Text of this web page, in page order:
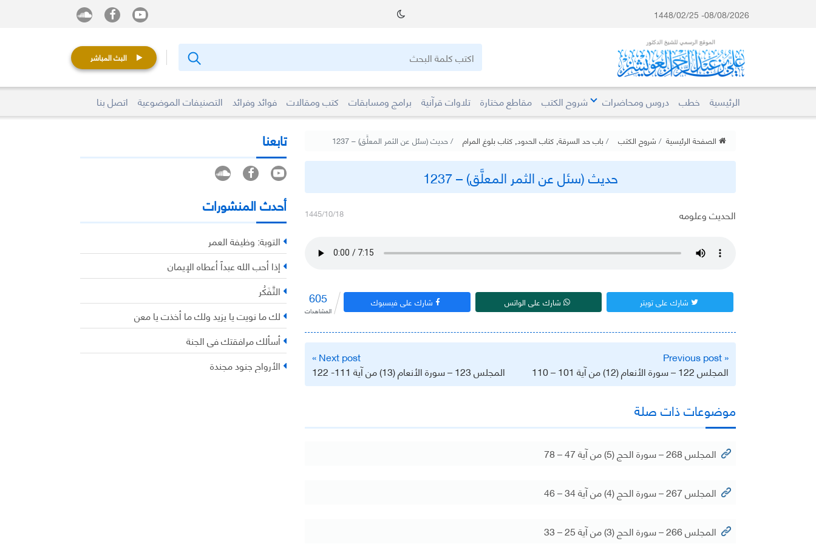
08/08/2026- 1448/02/25
البث المباشر
الرئيسية خطب دروس ومحاضرات شروح الكتب مقاطع مختارة تلاوات قرآنية برامج ومسابقات كتب ومقالات فوائد وفرائد التصنيفات الموضوعية اتصل بنا
الصفحة الرئيسية شروح الكتب باب حد السرقة, كتاب الحدود, كتاب بلوغ المرام حديث (سئل عن الثمر المعلَّق) – 1237
حديث (سئل عن الثمر المعلَّق) – 1237
1445/10/18 الحديث وعلومه
شارك على تويتر شارك على الواتس شارك على فيسبوك 605
المشاهدات
تصفّح
المقالات
« Previous post
المجلس 122 – سورة الأنعام (12) من آية 101 – 110
Next post »
المجلس 123 – سورة الأنعام (13) من آية 111- 122
موضوعات ذات صلة
المجلس 268 – سورة الحج (5) من آية 47 – 78
المجلس 267 – سورة الحج (4) من آية 34 – 46
المجلس 266 – سورة الحج (3) من آية 25 – 33
تابعنا
أحدث المنشورات
التوبة: وظيفة العمر
إذا أحب الله عبداً أعطاه الإيمان
التَّفَكُر
لك ما نويت يا يزيد ولك ما أخذت يا معن
أسألك مرافقتك في الجنة
الأرواح جنود مجندة